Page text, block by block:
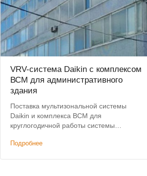
VRV-система Daikin с комплексом
ВСМ для административного
здания
Поставка мультизональной системы
Daikin и комплекса ВСМ для
круглогодичной работы системы
Подробнее